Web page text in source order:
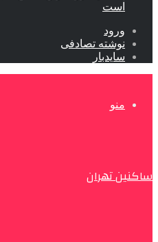
است
ورود
نوشته تصادفی
سایدبار
منو
ساکنین تهران